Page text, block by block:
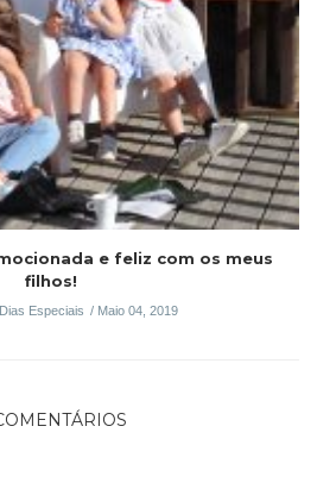
e feliz com os meus
filhos!
Especiais Maio 04, 2019